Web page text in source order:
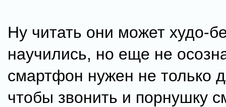
Ну читать они может худо-
научились, но еще не
смартфон нужен не только
чтобы звонить и порнушку